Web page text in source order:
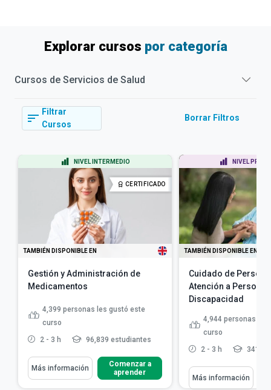
Explorar cursos por categoría
Cursos de Servicios de Salud
Filtrar
Cursos
Borrar Filtros
NIVEL INTERMEDIO
CERTIFICADO
TAMBIÉN DISPONIBLE EN
Gestión y Administración de
Medicamentos
4,399 personas les gustó este
curso
2 - 3 h
96,839 estudiantes
Más información
Comenzar a
aprender
NIVEL
TAMBIÉN DISPONIBLE EN
Cuidado de
Atención a
Discapacidad
4,944 personas les
curso
2 - 3 h
Más información